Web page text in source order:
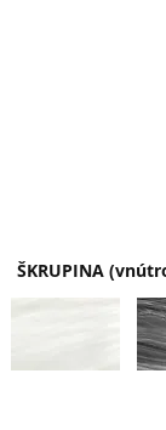
ŠKRUPINA